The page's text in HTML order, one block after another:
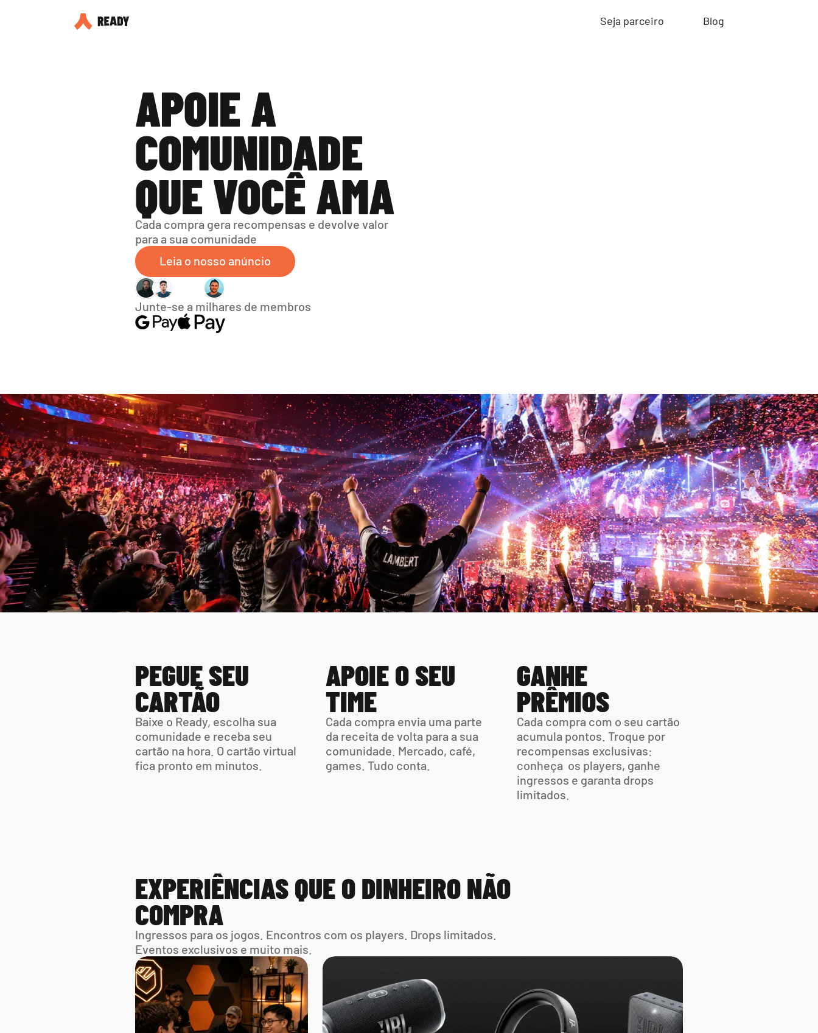
Seja parceiro Blog
APOIE A
COMUNIDADE
QUE VOCÊ AMA
Cada compra gera recompensas e devolve valor
para a sua comunidade
Leia o nosso anúncio
Junte-se a milhares de membros
PEGUE SEU
CARTÃO
Baixe o Ready, escolha sua
comunidade e receba seu
cartão na hora. O cartão virtual
fica pronto em minutos.
APOIE O SEU
TIME
Cada compra envia uma parte
da receita de volta para a sua
comunidade. Mercado, café,
games. Tudo conta.
GANHE
PRÊMIOS
Cada compra com o seu cartão
acumula pontos. Troque por
recompensas exclusivas:
conheça  os players, ganhe
ingressos e garanta drops
limitados.
EXPERIÊNCIAS QUE O DINHEIRO NÃO
COMPRA
Ingressos para os jogos. Encontros com os players. Drops limitados.
Eventos exclusivos e muito mais.